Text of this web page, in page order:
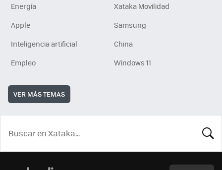
Energía
Xataka Movilidad
Apple
Samsung
Inteligencia artificial
China
Empleo
Windows 11
VER MÁS TEMAS